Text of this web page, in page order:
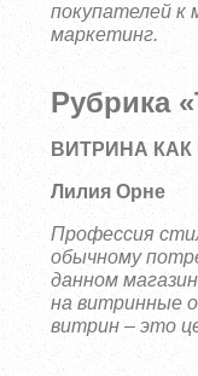
покупателей к
маркетинг.
Рубрика
ВИТРИНА
Лилия Орне
Профессия
обычному
данном
на витринные
витрин – это